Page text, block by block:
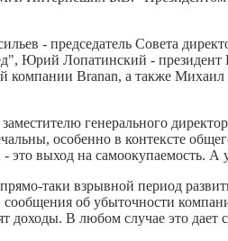
- председатель Совета
Юрий Лопатинский -
компании Branan, а также
генерального
особенно в контексте
выход на самоокупаемость.
таки взрывной период
об убыточности
доходы. В любом случае это дает